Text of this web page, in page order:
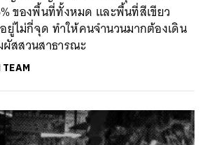
ของพื้นที่ทั้งหมด และพื้นที่สีเขียว
ไม่กี่จุด ทำให้คนจำนวนมากต้องเดิน
ผัสสวนสาธารณะ
TEAM